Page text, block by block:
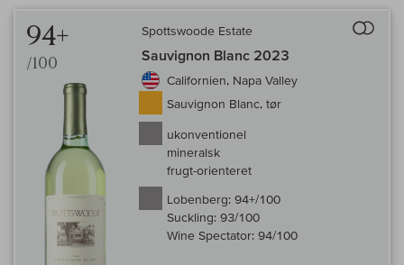
94+
/100
Spottswoode Estate
Sauvignon Blanc 2023
Californien, Napa Valley
Sauvignon Blanc, tør
ukonventionel
mineralsk
frugt-orienteret
Lobenberg: 94+/100
Suckling: 93/100
Wine Spectator: 94/100